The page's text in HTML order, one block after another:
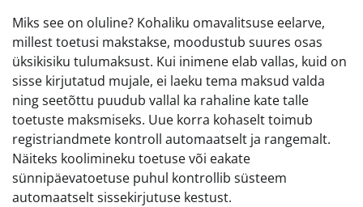
Miks see on oluline? Kohaliku omavalitsuse eelarve,
millest toetusi makstakse, moodustub suures osas
üksikisiku tulumaksust. Kui inimene elab vallas, kuid on
sisse kirjutatud mujale, ei laeku tema maksud valda
ning seetõttu puudub vallal ka rahaline kate talle
toetuste maksmiseks. Uue korra kohaselt toimub
registriandmete kontroll automaatselt ja rangemalt.
Näiteks koolimineku toetuse või eakate
sünnipäevatoetuse puhul kontrollib süsteem
automaatselt sissekirjutuse kestust.